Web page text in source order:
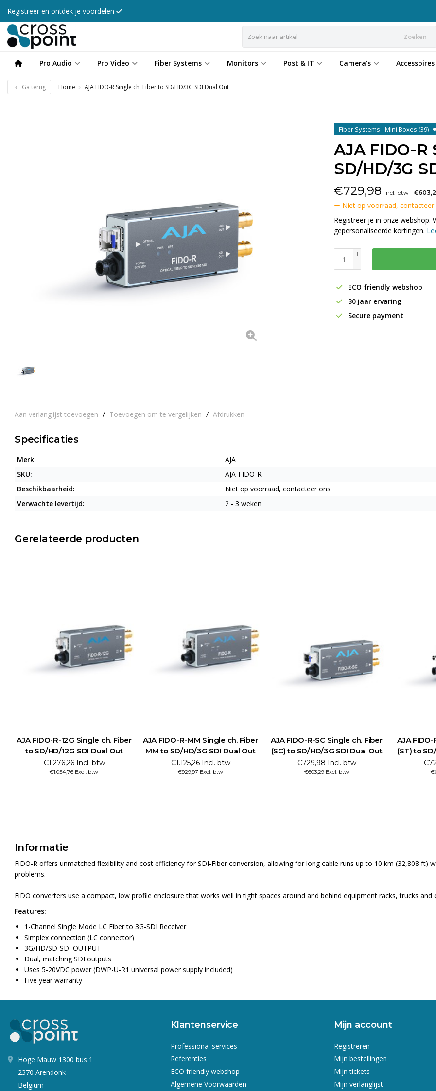
Registreer en ontdek je voordelen
Zoeken
Pro Audio Pro Video Fiber Systems Monitors Post & IT Camera's Accessoires
Ga terug Home AJA FIDO-R Single ch. Fiber to SD/HD/3G SDI Dual Out
Aan verlanglijst toevoegen / Toevoegen om te vergelijken / Afdrukken
Fiber Systems - Mini Boxes (39)
AJA FIDO-
SD/HD/3G
€729,98 Incl. btw
Niet op voorraad, contacteer
Registreer je in onze webshop.
gepersonaliseerde kortingen.
+
-
ECO friendly webshop
30 jaar ervaring
Secure payment
Specificaties
Merk:
AJA
SKU:
AJA-FIDO-R
Beschikbaarheid:
Niet op voorraad, contacteer ons
Verwachte levertijd:
2 - 3 weken
Gerelateerde producten
AJA FIDO-R-12G Single ch. Fiber
to SD/HD/12G SDI Dual Out
€1.276,26 Incl. btw
€1.054,76 Excl. btw
AJA FIDO-R-MM Single ch. Fiber
MM to SD/HD/3G SDI Dual Out
€1.125,26 Incl. btw
€929,97 Excl. btw
AJA FIDO-R-SC Single ch. Fiber
(SC) to SD/HD/3G SDI Dual Out
€729,98 Incl. btw
€603,29 Excl. btw
AJA
(ST) to
Informatie
FiDO-R offers unmatched flexibility and cost efficiency for SDI-Fiber conversion, allowing for long cable runs up to 10 km (32,808 ft)
problems.
FiDO converters use a compact, low profile enclosure that works well in tight spaces around and behind equipment racks, trucks and
Features:
1-Channel Single Mode LC Fiber to 3G-SDI Receiver
Simplex connection (LC connector)
3G/HD/SD-SDI OUTPUT
Dual, matching SDI outputs
Uses 5-20VDC power (DWP-U-R1 universal power supply included)
Five year warranty
Hoge Mauw 1300 bus 1
2370 Arendonk
Belgium
Klantenservice
Professional services
Referenties
ECO friendly webshop
Algemene Voorwaarden
Mijn account
Registreren
Mijn bestellingen
Mijn tickets
Mijn verlanglijst